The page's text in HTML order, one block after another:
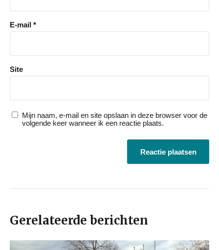
E-mail *
Site
Mijn naam, e-mail en site opslaan in deze browser voor de
volgende keer wanneer ik een reactie plaats.
Gerelateerde berichten